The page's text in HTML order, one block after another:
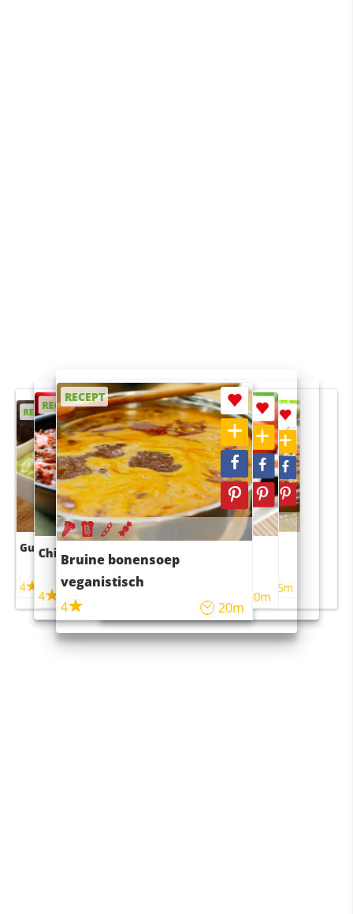
RECEPT
Guacamole
4
RECEPT
Chili con carne
4 45m
RECEPT
Bruine bonensoep
veganistisch
4
20m
RECEPT
Sushi rijstsalade
maaltijdsalade
40m
RECEPT
4 55m